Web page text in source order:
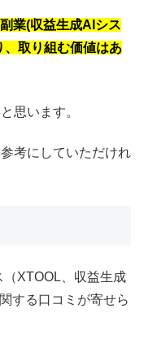
業(収益生成AIシス
、取り組む価値はあ
思います。
考にしていただけれ
XTOOL、収益生成
する口コミが寄せら